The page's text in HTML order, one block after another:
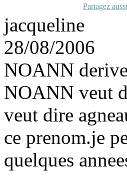
Partagez
jacqueline
28/08/2006
NOANN
NOANN veut
veut dire
ce prenom.je
quelques